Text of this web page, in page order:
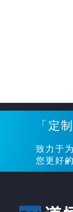
「定
致力于
您更好